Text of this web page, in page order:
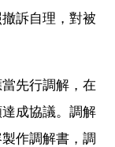
訴自理，對被
先行調解，在
成協議。調解
作調解書，調